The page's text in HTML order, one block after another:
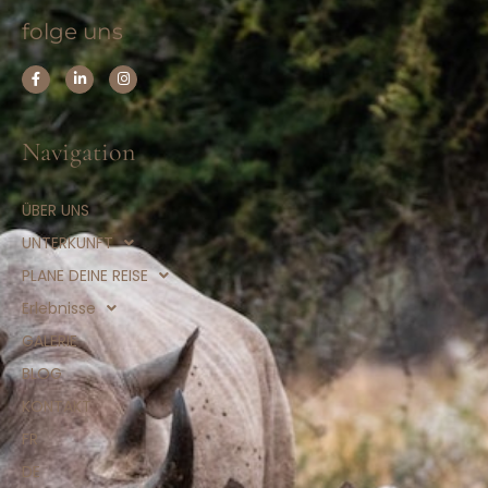
folge uns
Navigation
ÜBER UNS
UNTERKUNFT
PLANE DEINE REISE
Erlebnisse
GALERIE
BLOG
KONTAKT
FR
DE